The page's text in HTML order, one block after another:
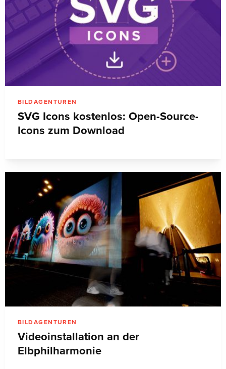
BILDAGENTUREN
SVG Icons kostenlos: Open-Source-
Icons zum Download
BILDAGENTUREN
Videoinstallation an der
Elbphilharmonie